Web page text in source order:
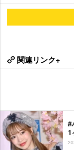
関連リンク+
#